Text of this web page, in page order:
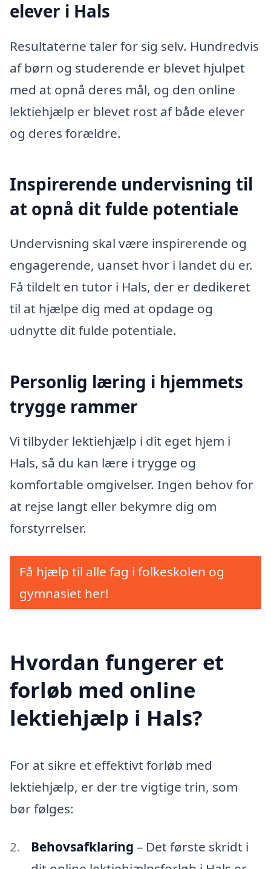
elever i Hals
Resultaterne taler for sig selv. Hundredvis
af børn og studerende er blevet hjulpet
med at opnå deres mål, og den online
lektiehjælp er blevet rost af både elever
og deres forældre.
Inspirerende undervisning til
at opnå dit fulde potentiale
Undervisning skal være inspirerende og
engagerende, uanset hvor i landet du er.
Få tildelt en tutor i Hals, der er dedikeret
til at hjælpe dig med at opdage og
udnytte dit fulde potentiale.
Personlig læring i hjemmets
trygge rammer
Vi tilbyder lektiehjælp i dit eget hjem i
Hals, så du kan lære i trygge og
komfortable omgivelser. Ingen behov for
at rejse langt eller bekymre dig om
forstyrrelser.
Få hjælp til alle fag i folkeskolen og
gymnasiet her!
Hvordan fungerer et
forløb med online
lektiehjælp i Hals?
For at sikre et effektivt forløb med
lektiehjælp, er der tre vigtige trin, som
bør følges:
Behovsafklaring – Det første skridt i